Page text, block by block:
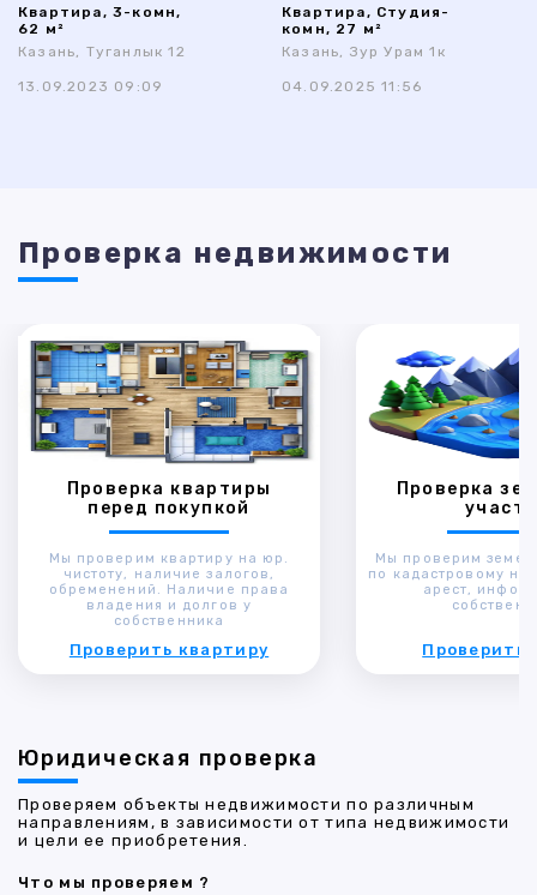
Квартира, 3-комн,
62 м²
Казань, Туганлык 12
13.09.2023 09:09
Квартира, Студия-
комн, 27 м²
Казань, Зур Урам 1к
04.09.2025 11:56
Проверка недвижимости
Проверка квартиры
перед покупкой
Мы проверим квартиру на юр.
чистоту, наличие залогов,
обременений. Наличие права
владения и долгов у
собственника
Проверить квартиру
Проверка
Мы проверим
по кадастровому
арест,
Проверить
Юридическая проверка
Проверяем объекты недвижимости по различным
направлениям, в зависимости от типа недвижимости
и цели ее приобретения.
Что мы проверяем ?